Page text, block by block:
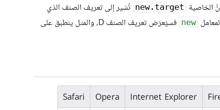
new.target تُشير إلى تعريف الصنف الذي
new فسيُعرَض تعريف الصنف D، والمثل ينطبق على
Internet Explorer
Opera
Safari